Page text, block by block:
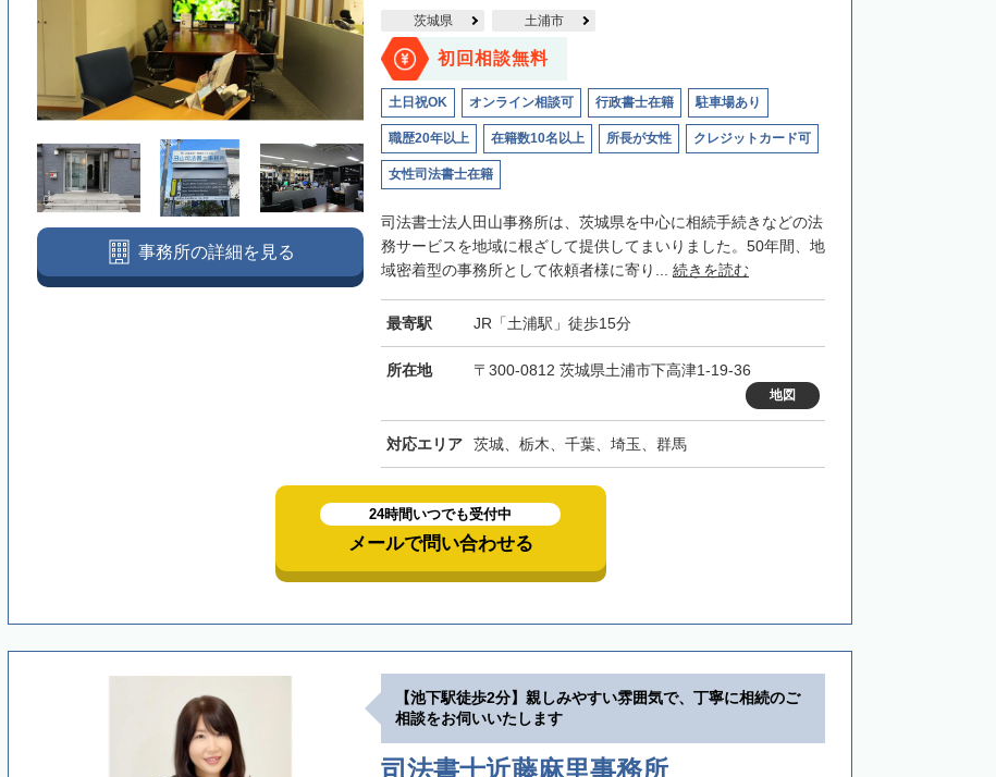
茨城県 土浦市
初回相談無料
土日祝OK オンライン相談可 行政書士在籍 駐車場あり
職歴20年以上 在籍数10名以上 所長が女性 クレジットカード可
女性司法書士在籍
司法書士法人田山事務所は、茨城県を中心に相続手続きなどの法
務サービスを地域に根ざして提供してまいりました。50年間、地
域密着型の事務所として依頼者様に寄り... 続きを読む
最寄駅 JR「土浦駅」徒歩15分
所在地 〒300-0812 茨城県土浦市下高津1-19-36
地図
対応エリア 茨城、栃木、千葉、埼玉、群馬
事務所の詳細を見る
24時間いつでも受付中
メールで問い合わせる
【池下駅徒歩2分】親しみやすい雰囲気で、丁寧に相続のご
相談をお伺いいたします
司法書士近藤麻里事務所